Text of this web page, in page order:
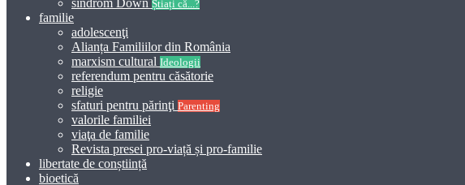
sindrom Down Știați că...?
familie
adolescenţi
Alianța Familiilor din România
marxism cultural Ideologii
referendum pentru căsătorie
religie
sfaturi pentru părinţi Parenting
valorile familiei
viaţa de familie
Revista presei pro-viață și pro-familie
libertate de conștiință
bioetică